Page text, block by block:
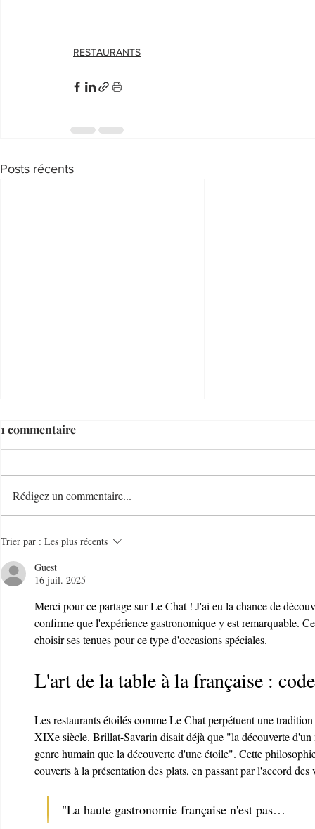
RESTAURANTS
Posts récents
Le Temps d'un Eté
Charme - 06000 - Nice
1 commentaire
Rédigez un commentaire...
Trier par : Les plus récents
Guest
16 juil. 2025
Merci pour ce partage sur Le Chat ! J'ai eu la chance de
confirme que l'expérience gastronomique y est remarquable.
choisir ses tenues pour ce type d'occasions spéciales.
L'art de la table à la française :
Les restaurants étoilés comme Le Chat perpétuent une
XIXe siècle. Brillat-Savarin disait déjà que "la découverte
genre humain que la découverte d'une étoile". Cette
couverts à la présentation des plats, en passant par l'accord des
"La haute gastronomie française n'est pas…